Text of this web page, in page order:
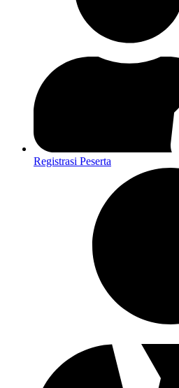
Registrasi Peserta